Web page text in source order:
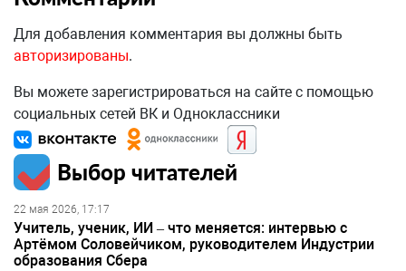
Для добавления комментария вы должны быть
авторизированы.
Вы можете зарегистрироваться на сайте с помощью
социальных сетей ВК и Одноклассники
Выбор читателей
22 мая 2026, 17:17
Учитель, ученик, ИИ – что меняется: интервью с
Артёмом Соловейчиком, руководителем Индустрии
образования Сбера